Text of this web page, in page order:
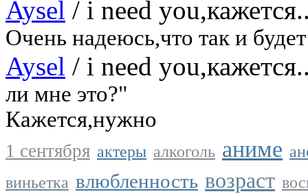
Aysel / i need
Очень надеюсь,что так и
Aysel / i need
ли мне это?"
Кажется,нужно
1 сентября актеры алкоголь аниме
виньетка влюбленность возраст